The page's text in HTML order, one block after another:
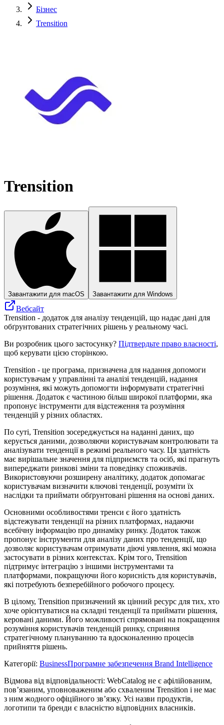
Бізнес
Trensition
Trensition
Завантажити для macOS Завантажити для Windows
Вебсайт
Trensition - додаток для аналізу тенденцій, що надає дані для
обґрунтованих стратегічних рішень у реальному часі.
Ви розробник цього застосунку? Підтвердьте право власності,
щоб керувати цією сторінкою.
Trensition - це програма, призначена для надання допомоги
користувачам у управлінні та аналізі тенденцій, надання
розуміння, які можуть допомогти інформувати стратегічні
рішення. Додаток є частиною більш широкої платформи, яка
пропонує інструменти для відстеження та розуміння
тенденцій у різних областях.
По суті, Trensition зосереджується на наданні даних, що
керується даними, дозволяючи користувачам контролювати та
аналізувати тенденції в режимі реального часу. Ця здатність
має вирішальне значення для підприємств та осіб, які прагнуть
випереджати ринкові зміни та поведінку споживачів.
Використовуючи розширену аналітику, додаток допомагає
користувачам визначити ключові тенденції, розуміти їх
наслідки та приймати обґрунтовані рішення на основі даних.
Основними особливостями тренси є його здатність
відстежувати тенденції на різних платформах, надаючи
всебічну інформацію про динаміку ринку. Додаток також
пропонує інструменти для аналізу даних про тенденції, що
дозволяє користувачам отримувати діючі уявлення, які можна
застосувати в різних контекстах. Крім того, Trensition
підтримує інтеграцію з іншими інструментами та
платформами, покращуючи його корисність для користувачів,
які потребують безперебійного робочого процесу.
В цілому, Trensition призначений як цінний ресурс для тих, хто
хоче орієнтуватися на складні тенденції та приймати рішення,
керовані даними. Його можливості спрямовані на покращення
розуміння користувачів тенденцій ринку, сприяння
стратегічному плануванню та вдосконаленню процесів
прийняття рішень.
Категорії: BusinessПрограмне забезпечення Brand Intelligence
Відмова від відповідальності: WebCatalog не є афілійованим,
пов’язаним, уповноваженим або схваленим Trensition і не має
з ним жодного офіційного зв’язку. Усі назви продуктів,
логотипи та бренди є власністю відповідних власників.